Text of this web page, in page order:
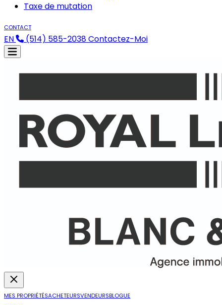
Taxe de mutation
CONTACT
EN (514) 585-2038Contactez-Moi
MES PROPRIÉTÉSACHETEURSVENDEURSBLOGUE